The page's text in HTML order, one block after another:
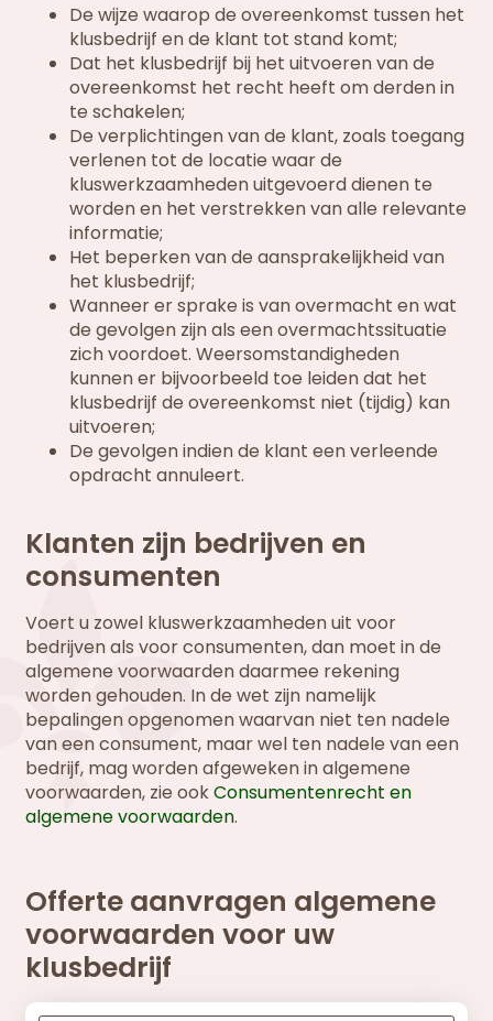
De wijze waarop de overeenkomst tussen het
klusbedrijf en de klant tot stand komt;
Dat het klusbedrijf bij het uitvoeren van de
overeenkomst het recht heeft om derden in
te schakelen;
De verplichtingen van de klant, zoals toegang
verlenen tot de locatie waar de
kluswerkzaamheden uitgevoerd dienen te
worden en het verstrekken van alle relevante
informatie;
Het beperken van de aansprakelijkheid van
het klusbedrijf;
Wanneer er sprake is van overmacht en wat
de gevolgen zijn als een overmachtssituatie
zich voordoet. Weersomstandigheden
kunnen er bijvoorbeeld toe leiden dat het
klusbedrijf de overeenkomst niet (tijdig) kan
uitvoeren;
De gevolgen indien de klant een verleende
opdracht annuleert.
Klanten zijn bedrijven en
consumenten
Voert u zowel kluswerkzaamheden uit voor
bedrijven als voor consumenten, dan moet in de
algemene voorwaarden daarmee rekening
worden gehouden. In de wet zijn namelijk
bepalingen opgenomen waarvan niet ten nadele
van een consument, maar wel ten nadele van een
bedrijf, mag worden afgeweken in algemene
voorwaarden, zie ookConsumentenrecht en
algemene voorwaarden.
Offerte aanvragen algemene
voorwaarden voor uw
klusbedrijf